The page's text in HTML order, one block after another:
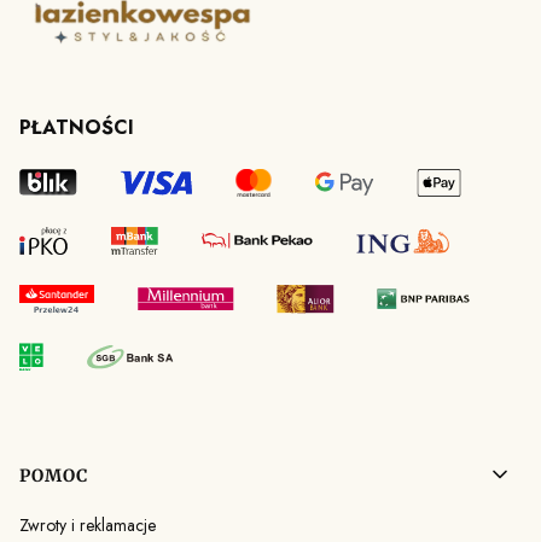
PŁATNOŚCI
Linki w stopce
POMOC
Zwroty i reklamacje